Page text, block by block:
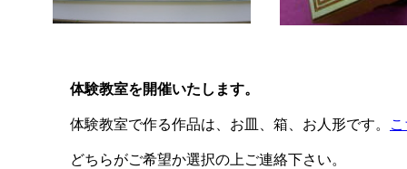
体験教室を開催いたします。
体験教室で作る作品は、お皿、箱、お人形です。
どちらがご希望か選択の上ご連絡下さい。